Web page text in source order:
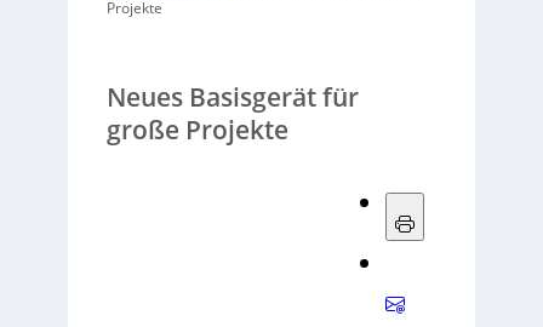
Projekte
Neues Basisgerät für
große Projekte